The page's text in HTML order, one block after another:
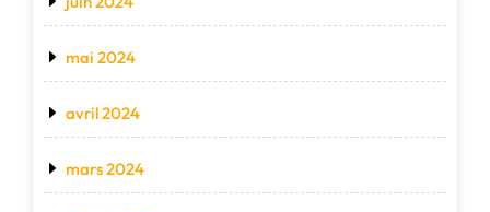
mai 2024
avril 2024
mars 2024